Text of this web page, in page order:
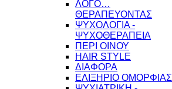
ΛΟΓΟ…
ΘΕΡΑΠΕΥΟΝΤΑΣ
ΨΥΧΟΛΟΓΙΑ -
ΨΥΧΟΘΕΡΑΠΕΙΑ
ΠΕΡΙ ΟΙΝΟΥ
HAIR STYLE
ΔΙΑΦΟΡΑ
ΕΛΙΞΗΡΙΟ ΟΜΟΡΦΙΑΣ